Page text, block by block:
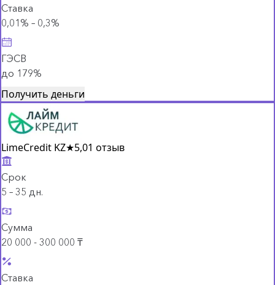
Ставка
0,01% – 0,3%
ГЭСВ
до 179%
Получить деньги
LimeCredit KZ★5,01 отзыв
Срок
5 – 35 дн.
Сумма
20 000 - 300 000 ₸
Ставка